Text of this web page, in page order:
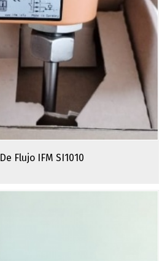
Flujo IFM SI1010